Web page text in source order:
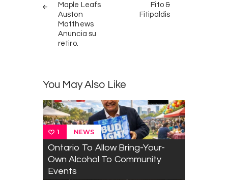
Maple Leafs
Auston
Matthews
Anuncia su
retiro.
Fito &
Fitipaldis
You May Also Like
1 NEWS
Ontario To Allow Bring-Your-
Own Alcohol To Community
Events